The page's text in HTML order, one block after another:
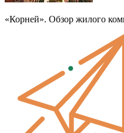
«Корней». Обзор жилого